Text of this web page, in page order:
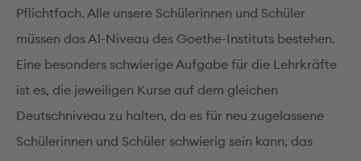
Pflichtfach. Alle unsere Schülerinnen und Schüler
müssen das A1-Niveau des Goethe-Instituts bestehen.
Eine besonders schwierige Aufgabe für die Lehrkräfte
ist es, die jeweiligen Kurse auf dem gleichen
Deutschniveau zu halten, da es für neu zugelassene
Schülerinnen und Schüler schwierig sein kann, das